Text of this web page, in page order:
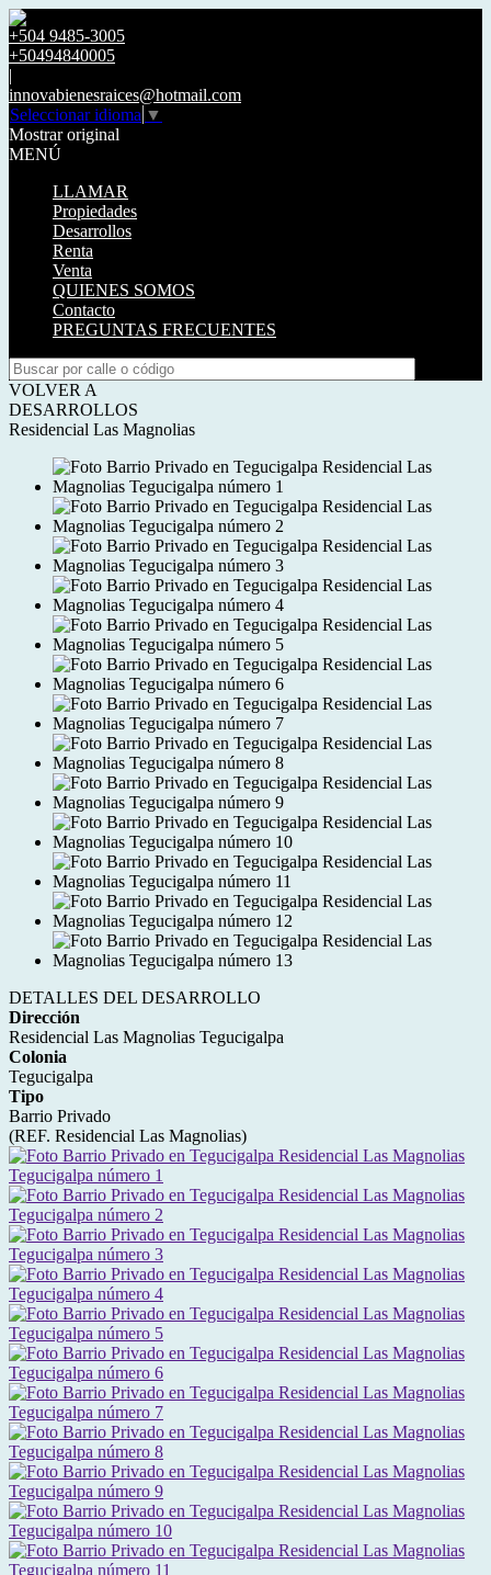
+504 9485-3005
+50494840005
|
innovabienesraices@hotmail.com
Seleccionar idioma ▼
Mostrar original
MENÚ
LLAMAR
Propiedades
Desarrollos
Renta
Venta
QUIENES SOMOS
Contacto
PREGUNTAS FRECUENTES
VOLVER A
DESARROLLOS
Residencial Las Magnolias
DETALLES DEL DESARROLLO
Dirección
Residencial Las Magnolias Tegucigalpa
Colonia
Tegucigalpa
Tipo
Barrio Privado
(REF. Residencial Las Magnolias)